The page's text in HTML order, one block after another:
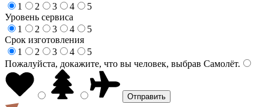
1
2 3 4
5
Уровень сервиса
1
2 3 4
5
Срок изготовления
1
2 3 4
5
Пожалуйста, докажите, что вы человек, выбрав Самолёт.